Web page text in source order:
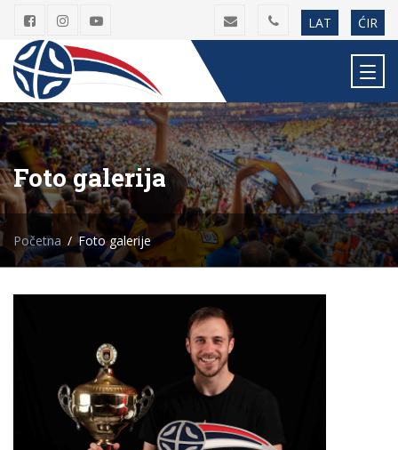
LAT ĆIR
Foto galerija
Početna Foto galerije